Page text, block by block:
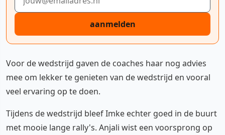
aanmelden
Voor de wedstrijd gaven de coaches haar nog advies
mee om lekker te genieten van de wedstrijd en vooral
veel ervaring op te doen.
Tijdens de wedstrijd bleef Imke echter goed in de buurt
met mooie lange rally's. Anjali wist een voorsprong op